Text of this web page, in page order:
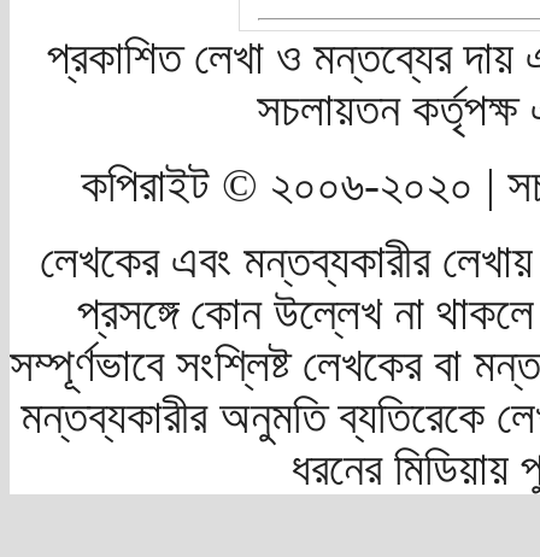
প্রকাশিত লেখা ও মন্তব্যের দায়
সচলায়তন
কপিরাইট © ২০০৬-২০২০ |
লেখকের এবং মন্তব্যকারীর
প্রসঙ্গে কোন উল্লেখ না
সম্পূর্ণভাবে সংশ্লিষ্ট লেখকের বা
মন্তব্যকারীর অনুমতি ব্যতিরেকে
ধরনের মিডিয়ায়